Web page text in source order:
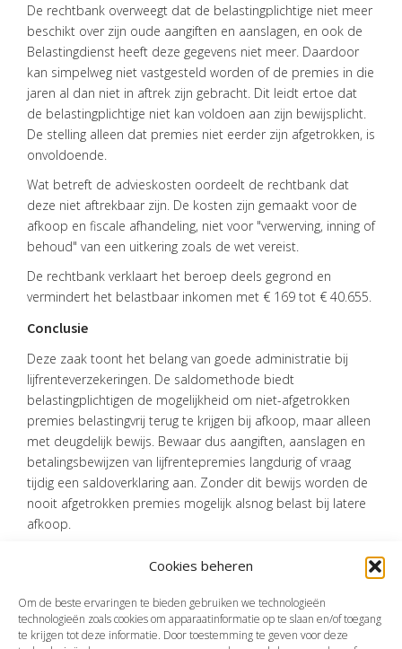
Cookies beheren
Om de beste ervaringen te bieden gebruiken we technologieën
technologieën zoals cookies om apparaatinformatie op te slaan en/of toegang
te krijgen tot deze informatie. Door toestemming te geven voor deze
De rechtbank overweegt dat de belastingplichtige niet meer
beschikt over zijn oude aangiften en aanslagen, en ook de
Belastingdienst heeft deze gegevens niet meer. Daardoor
kan simpelweg niet vastgesteld worden of de premies in die
jaren al dan niet in aftrek zijn gebracht. Dit leidt ertoe dat
de belastingplichtige niet kan voldoen aan zijn bewijsplicht.
De stelling alleen dat premies niet eerder zijn afgetrokken, is
onvoldoende.
Wat betreft de advieskosten oordeelt de rechtbank dat
deze niet aftrekbaar zijn. De kosten zijn gemaakt voor de
afkoop en fiscale afhandeling, niet voor "verwerving, inning of
behoud" van een uitkering zoals de wet vereist.
De rechtbank verklaart het beroep deels gegrond en
vermindert het belastbaar inkomen met € 169 tot € 40.655.
Conclusie
Deze zaak toont het belang van goede administratie bij
lijfrenteverzekeringen. De saldomethode biedt
belastingplichtigen de mogelijkheid om niet-afgetrokken
premies belastingvrij terug te krijgen bij afkoop, maar alleen
met deugdelijk bewijs. Bewaar dus aangiften, aanslagen en
betalingsbewijzen van lijfrentepremies langdurig of vraag
tijdig een saldoverklaring aan. Zonder dit bewijs worden de
nooit afgetrokken premies mogelijk alsnog belast bij latere
afkoop.
Bron:Rechtbank Noord-Nederland | jurisprudentie |